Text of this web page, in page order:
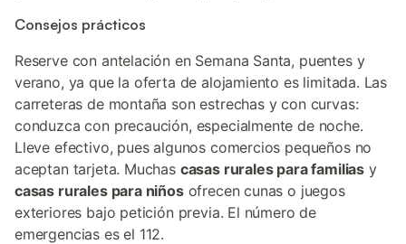
Consejos prácticos
Reserve con antelación en Semana Santa, puentes y
verano, ya que la oferta de alojamiento es limitada. Las
carreteras de montaña son estrechas y con curvas:
conduzca con precaución, especialmente de noche.
Lleve efectivo, pues algunos comercios pequeños no
aceptan tarjeta. Muchas casas rurales para familias y
casas rurales para niñosofrecen cunas o juegos
exteriores bajo petición previa. El número de
emergencias es el 112.